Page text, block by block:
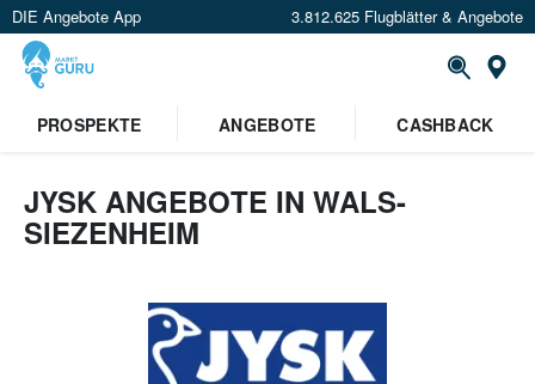
DIE Angebote App 3.812.625 Flugblätter & Angebote
PROSPEKTE
ANGEBOTE CASHBACK
JYSK ANGEBOTE IN WALS-
SIEZENHEIM